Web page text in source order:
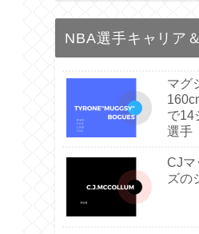
NBA選手キャリア
マグ
で14
選手
CJマ
ズの